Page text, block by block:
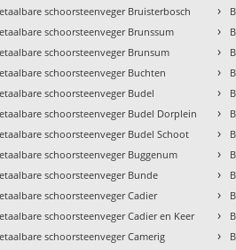
schoorsteenveger Bruisterbosch
schoorsteenveger Brunssum
schoorsteenveger Brunsum
schoorsteenveger Buchten
schoorsteenveger Budel
schoorsteenveger Budel Dorplein
schoorsteenveger Budel Schoot
schoorsteenveger Buggenum
schoorsteenveger Bunde
schoorsteenveger Cadier
schoorsteenveger Cadier en Keer
schoorsteenveger Camerig
›
›
›
›
›
›
›
›
›
›
›
›